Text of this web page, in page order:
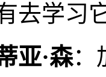
去学习
亚·森：